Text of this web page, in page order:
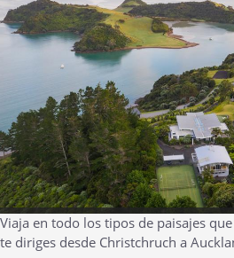
Viaja en todo los tipos de paisajes
te diriges desde Christchruch a